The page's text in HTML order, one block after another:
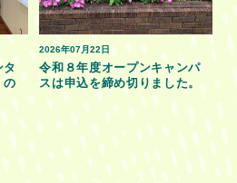
タ
の
2026年07月22日
令和８年度オープンキャンパ
スは申込を締め切りました。